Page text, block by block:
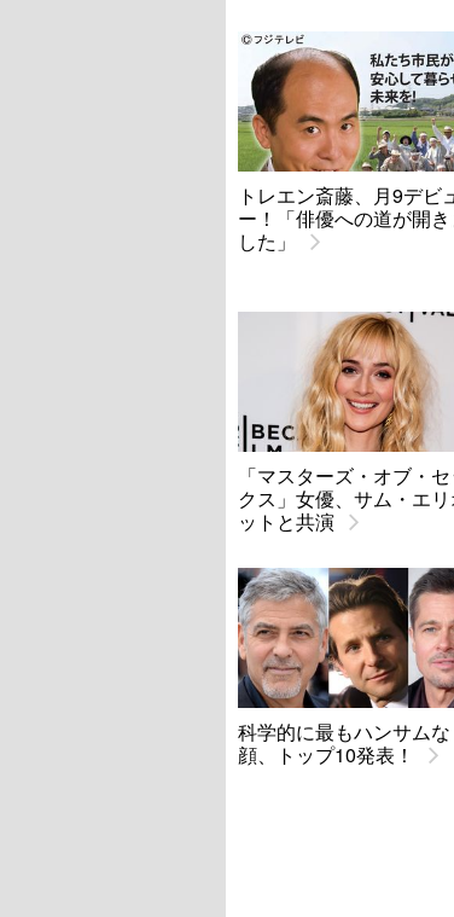
トレエン斎藤、月9デビ
ー！「俳優への道が開き
した」
「マスターズ・オブ・セ
クス」女優、サム・エ
ットと共演
科学的に最もハンサムな
顔、トップ10発表！